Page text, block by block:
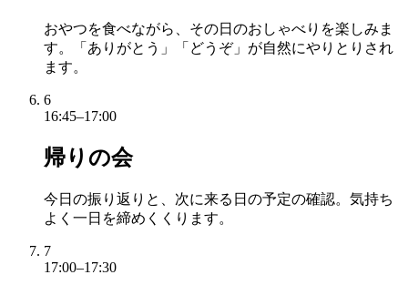
おやつを食べながら、その日のおしゃべりを楽しみま
す。「ありがとう」「どうぞ」が自然にやりとりされ
ます。
6
16:45–17:00
帰りの会
今日の振り返りと、次に来る日の予定の確認。気持ち
よく一日を締めくくります。
7
17:00–17:30